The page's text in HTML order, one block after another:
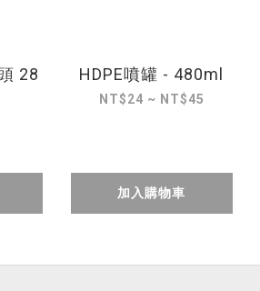
28
HDPE噴罐 - 480ml
NT$24 ~ NT$45
加入購物車